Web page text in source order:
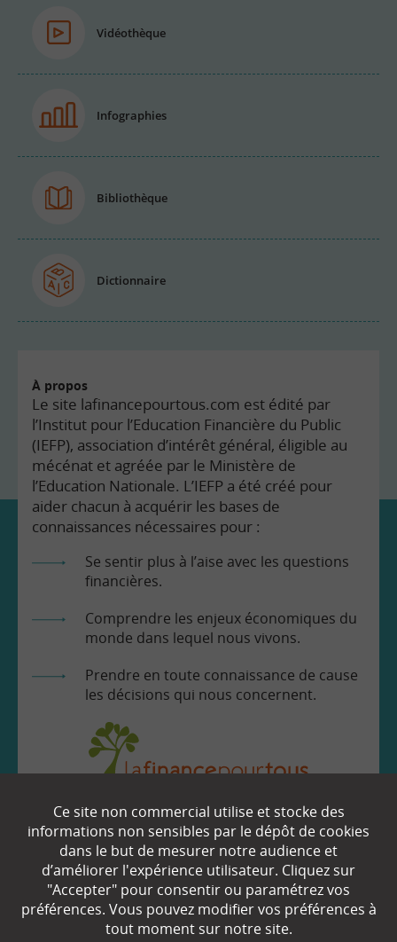
Vidéothèque
Infographies
Bibliothèque
Dictionnaire
À propos
Le site lafinancepourtous.com est édité par
l’Institut pour l’Education Financière du Public
(IEFP), association d’intérêt général, éligible au
mécénat et agréée par le Ministère de
l’Education Nationale. L’IEFP a été créé pour
aider chacun à acquérir les bases de
connaissances nécessaires pour :
Se sentir plus à l’aise avec les questions
financières.
Comprendre les enjeux économiques du
monde dans lequel nous vivons.
Prendre en toute connaissance de cause
les décisions qui nous concernent.
EN SAVOIR
Qui sommes-nous ?
Partenaires
Ce site non commercial utilise et stocke des
informations non sensibles par le dépôt de cookies
dans le but de mesurer notre audience et
d’améliorer l'expérience utilisateur. Cliquez sur
"Accepter" pour consentir ou paramétrez vos
préférences. Vous pouvez modifier vos préférences à
tout moment sur notre site.